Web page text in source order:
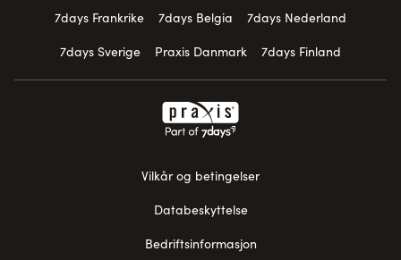
7days Frankrike
7days Belgia
7days Nederland
7days Sverige
Praxis Danmark 7days Finland
Vilkår og betingelser
Databeskyttelse
Bedriftsinformasjon